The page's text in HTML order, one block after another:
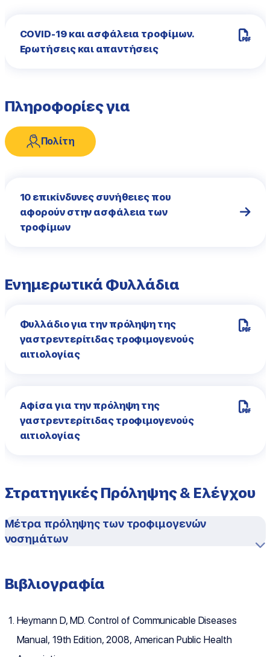
COVID-19 και ασφάλεια τροφίμων.
Ερωτήσεις και απαντήσεις
Πληροφορίες για
Πολίτη
10 επικίνδυνες συνήθειες που
αφορούν στην ασφάλεια των
τροφίμων
Ενημερωτικά Φυλλάδια
Φυλλάδιο για την πρόληψη της
γαστρεντερίτιδας τροφιμογενούς
αιτιολογίας
Αφίσα για την πρόληψη της
γαστρεντερίτιδας τροφιμογενούς
αιτιολογίας
Στρατηγικές Πρόληψης & Ελέγχου
Μέτρα πρόληψης των τροφιμογενών
νοσημάτων
Βιβλιογραφία
Heymann D, MD. Control of Communicable Diseases
Manual, 19th Edition, 2008, American Public Health